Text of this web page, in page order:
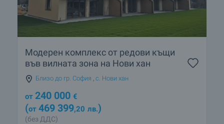
Модерен комплекс от редови къщи
във вилната зона на Нови хан
Близо до гр. София , с. Нови хан
от 240 000 €
(от 469 399,20 лв.)
(без ДДС)